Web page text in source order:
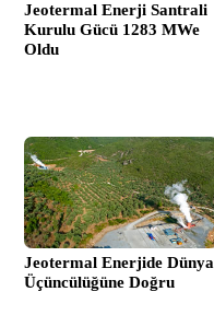
Jeotermal Enerji Santrali
Kurulu Gücü 1283 MWe
Oldu
Jeotermal Enerjide Dünya
Üçüncülüğüne Doğru